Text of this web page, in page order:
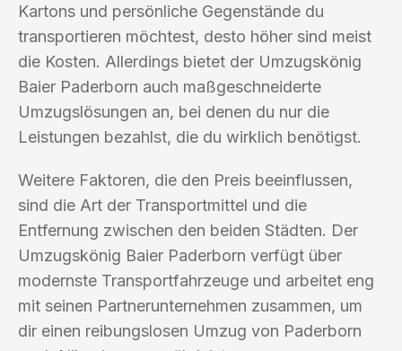
Kartons und persönliche Gegenstände du
transportieren möchtest, desto höher sind meist
die Kosten. Allerdings bietet der Umzugskönig
Baier Paderborn auch maßgeschneiderte
Umzugslösungen an, bei denen du nur die
Leistungen bezahlst, die du wirklich benötigst.
Weitere Faktoren, die den Preis beeinflussen,
sind die Art der Transportmittel und die
Entfernung zwischen den beiden Städten. Der
Umzugskönig Baier Paderborn verfügt über
modernste Transportfahrzeuge und arbeitet eng
mit seinen Partnerunternehmen zusammen, um
dir einen reibungslosen Umzug von Paderborn